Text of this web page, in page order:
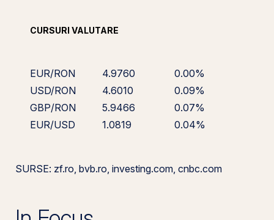
CURSURI VALUTARE
EUR/RON 4.9760
0.00%
USD/RON
4.6010
0.09%
GBP/RON
5.9466
0.07%
EUR/USD
1.0819 0.04%
SURSE: zf.ro, bvb.ro, investing.com, cnbc.com